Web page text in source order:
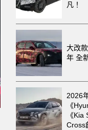
凡！
大改
年 全
2026
《
《
Cross